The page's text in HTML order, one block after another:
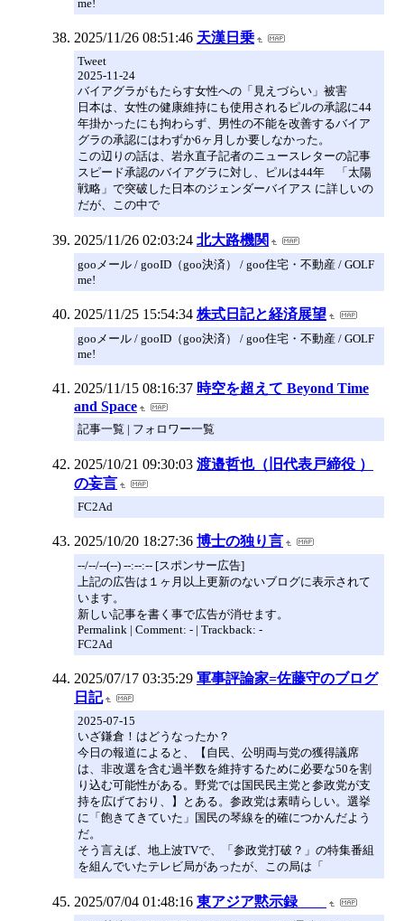
me!
2025/11/26 08:51:46 天漢日乗
Tweet
2025-11-24
バイアグラがもたらす女性への「見えづらい」被害
日本は、女性の健康維持にも使用されるピルの承認に44
年掛かったにも拘わらず、男性の不能を改善するバイア
グラの承認にはわずか6ヶ月しか要しなかった。
この辺りの話は、岩永直子記者のニュースレターの記事
スピード承認のバイアグラに対し、ピルは44年 「太陽
戦略」で突破した日本のジェンダーバイアス に詳しいの
だが、この中で
2025/11/26 02:03:24 北大路機関
gooメール / gooID（goo決済） / goo住宅・不動産 / GOLF
me!
2025/11/25 15:54:34 株式日記と経済展望
gooメール / gooID（goo決済） / goo住宅・不動産 / GOLF
me!
2025/11/15 08:16:37 時空を超えて Beyond Time
and Space
記事一覧 | フォロワー一覧
2025/10/21 09:30:03 渡邉哲也（旧代表戸締役 ）
の妄言
FC2Ad
2025/10/20 18:27:36 博士の独り言
--/--/--(--) --:--:-- [スポンサー広告]
上記の広告は１ヶ月以上更新のないブログに表示されて
います。
新しい記事を書く事で広告が消せます。
Permalink | Comment: - | Trackback: -
FC2Ad
2025/07/17 03:35:29 軍事評論家=佐藤守のブログ
日記
2025-07-15
いざ鎌倉！はどうなったか？
今日の報道によると、【自民、公明両与党の獲得議席
は、非改選を含む過半数を維持するために必要な50を割
り込む可能性がある。野党では国民民主党と参政党が支
持を広げており、】とある。参政党は素晴らしい。選挙
に「飽きてきていた」国民の琴線を的確につかんだよう
だ。
そう言えば、地上波TVで、「参政党打破？」の特集番組
を組んでいたテレビ局があったが、この局は「
2025/07/04 01:48:16 東アジア黙示録